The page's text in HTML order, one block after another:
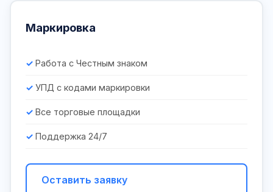
Маркировка
Работа с Честным знаком
УПД с кодами маркировки
Все торговые площадки
Поддержка 24/7
Оставить заявку